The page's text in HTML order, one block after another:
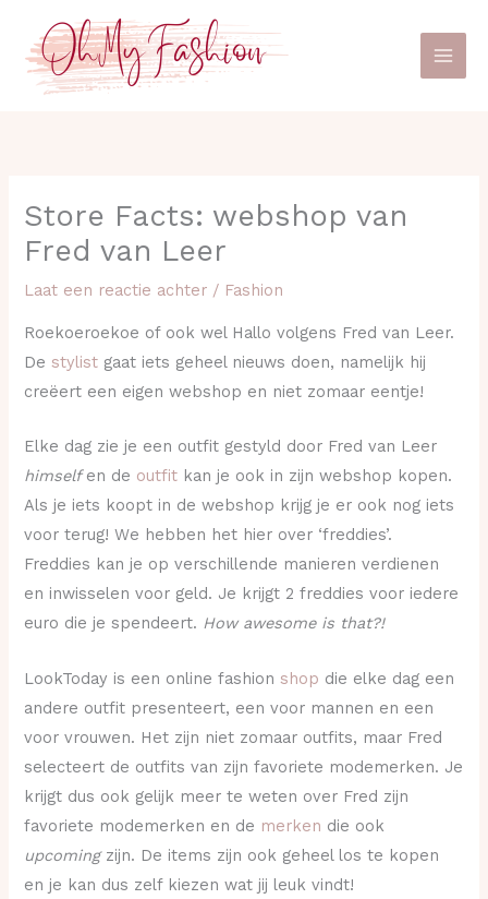
inhoud
Store Facts: webshop van
Fred van Leer
Laat een reactie achter / Fashion
Roekoeroekoe of ook wel Hallo volgens Fred van Leer.
Destylist gaat iets geheel nieuws doen, namelijk hij
creëert een eigen webshop en niet zomaar eentje!
Elke dag zie je een outfit gestyld door Fred van Leer
himselfen de outfit kan je ook in zijn webshop kopen.
Als je iets koopt in de webshop krijg je er ook nog iets
voor terug! We hebben het hier over ‘freddies’.
Freddies kan je op verschillende manieren verdienen
en inwisselen voor geld. Je krijgt 2 freddies voor iedere
euro die je spendeert. How awesome is that?!
LookToday is een online fashionshop die elke dag een
andere outfit presenteert, een voor mannen en een
voor vrouwen. Het zijn niet zomaar outfits, maar Fred
selecteert de outfits van zijn favoriete modemerken. Je
krijgt dus ook gelijk meer te weten over Fred zijn
favoriete modemerken en de merken die ook
upcomingzijn. De items zijn ook geheel los te kopen
en je kan dus zelf kiezen wat jij leuk vindt!